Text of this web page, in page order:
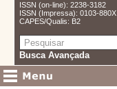
ISSN (on-line): 2238-3182
ISSN (Impressa): 0103-880X
CAPES/Qualis: B2
Busca Avançada